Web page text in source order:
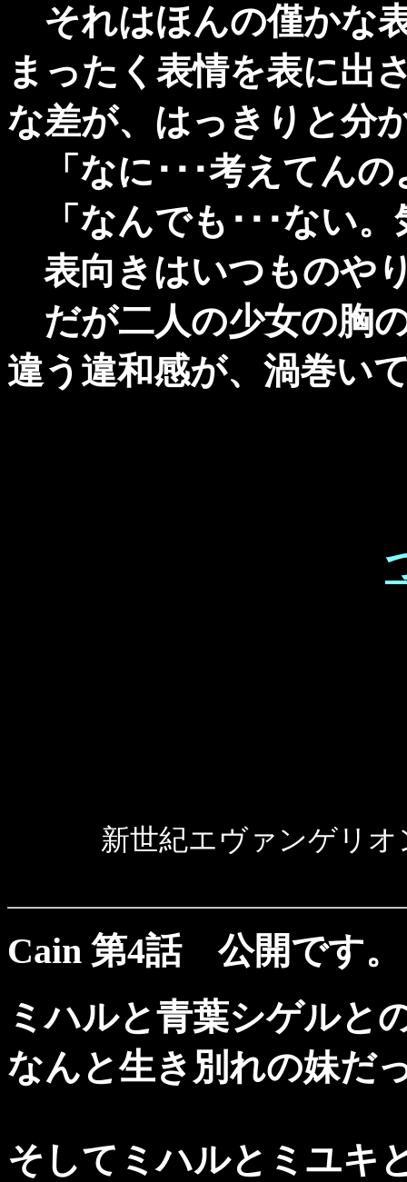
それはほんの僅かな
まったく表情を表に出
な差が、はっきりと分
「なに･･･考えてんの
「なんでも･･･ない。
表向きはいつものや
だが二人の少女の胸
違う違和感が、渦巻い
新世紀エヴァンゲリ
Cain 第4話 公開です。
ミハルと青葉シゲルと
なんと生き別れの妹だ
そしてミハルとミユキ